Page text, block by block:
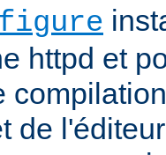
httpd et
de